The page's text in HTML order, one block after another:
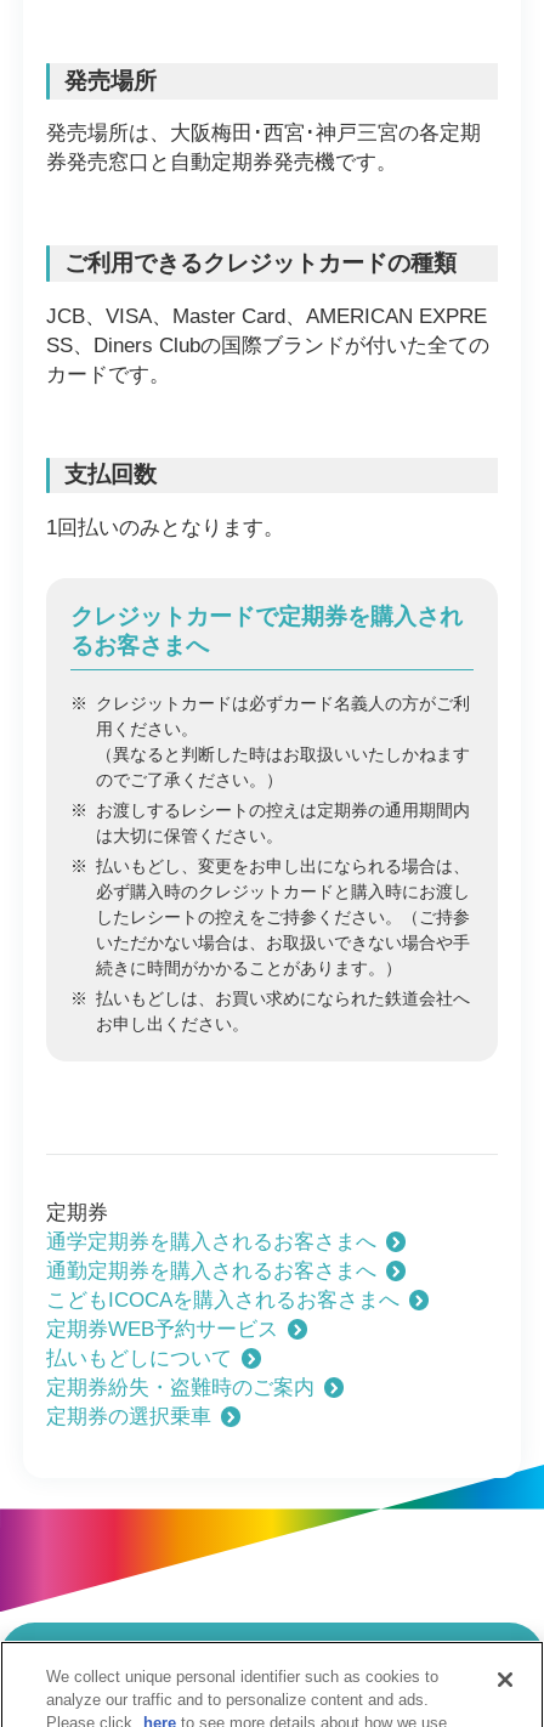
発売場所
発売場所は、大阪梅田･西宮･神戸三宮の各定期
券発売窓口と自動定期券発売機です。
ご利用できるクレジットカードの種類
JCB、VISA、Master Card、AMERICAN EXPRE
SS、Diners Clubの国際ブランドが付いた全ての
カードです。
支払回数
1回払いのみとなります。
クレジットカードで定期券を購入され
るお客さまへ
※
クレジットカードは必ずカード名義人の方がご利
用ください。
（異なると判断した時はお取扱いいたしかねます
のでご了承ください。）
※
お渡しするレシートの控えは定期券の通用期間内
は大切に保管ください。
※ 払いもどし、変更をお申し出になられる場合は、
必ず購入時のクレジットカードと購入時にお渡し
したレシートの控えをご持参ください。（ご持参
いただかない場合は、お取扱いできない場合や手
続きに時間がかかることがあります。）
※ 払いもどしは、お買い求めになられた鉄道会社へ
お申し出ください。
定期券
通学定期券を購入されるお客さまへ
通勤定期券を購入されるお客さまへ
こどもICOCAを購入されるお客さまへ
定期券WEB予約サービス
払いもどしについて
定期券紛失・盗難時のご案内
定期券の選択乗車
当サイトのご利用にあたって
We collect unique personal identifier such as cookies to
analyze our traffic and to personalize content and ads.
Please click
hereto see more details about how we use